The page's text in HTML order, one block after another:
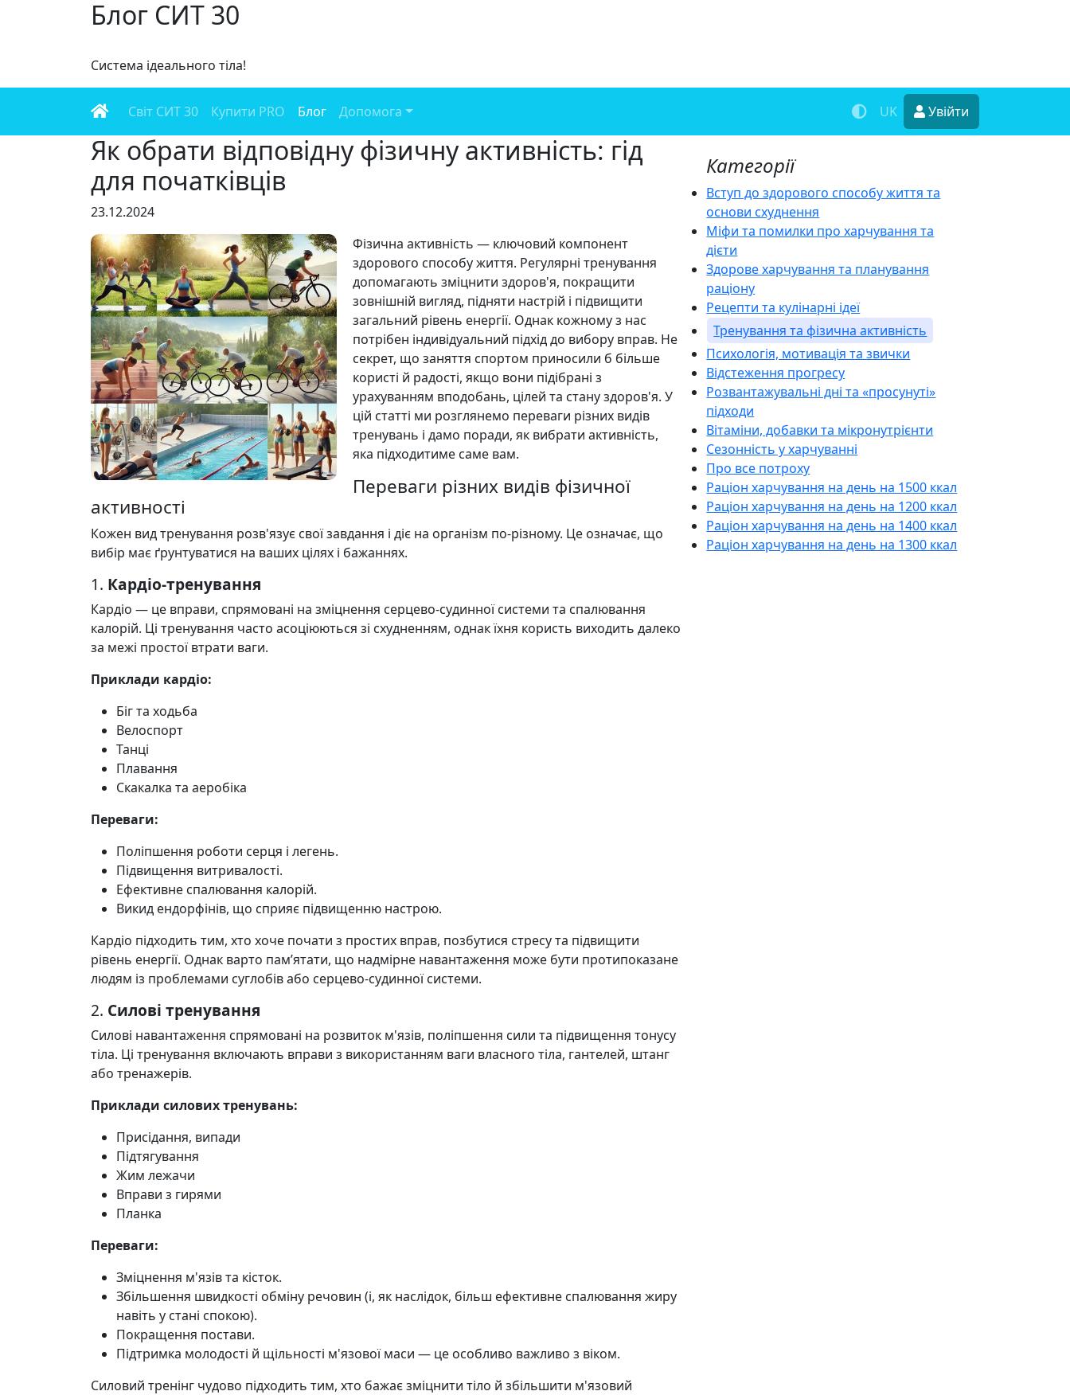
Блог СИТ 30
Система ідеального тіла!
Світ СИТ 30 Купити PRO Блог Допомога UK Увійти
Як обрати відповідну фізичну активність: гід
для початківців
23.12.2024
Фізична активність — ключовий компонент
здорового способу життя. Регулярні тренування
допомагають зміцнити здоров'я, покращити
зовнішній вигляд, підняти настрій і підвищити
загальний рівень енергії. Однак кожному з нас
потрібен індивідуальний підхід до вибору вправ. Не
секрет, що заняття спортом приносили б більше
користі й радості, якщо вони підібрані з
урахуванням вподобань, цілей та стану здоров'я. У
цій статті ми розглянемо переваги різних видів
тренувань і дамо поради, як вибрати активність,
яка підходитиме саме вам.
Переваги різних видів фізичної
активності
Кожен вид тренування розв'язує свої завдання і діє на організм по-різному. Це означає, що
вибір має ґрунтуватися на ваших цілях і бажаннях.
1. Кардіо-тренування
Кардіо — це вправи, спрямовані на зміцнення серцево-судинної системи та спалювання
калорій. Ці тренування часто асоціюються зі схудненням, однак їхня користь виходить далеко
за межі простої втрати ваги.
Приклади кардіо:
Біг та ходьба
Велоспорт
Танці
Плавання
Скакалка та аеробіка
Переваги:
Поліпшення роботи серця і легень.
Підвищення витривалості.
Ефективне спалювання калорій.
Викид ендорфінів, що сприяє підвищенню настрою.
Кардіо підходить тим, хто хоче почати з простих вправ, позбутися стресу та підвищити
рівень енергії. Однак варто пам’ятати, що надмірне навантаження може бути протипоказане
людям із проблемами суглобів або серцево-судинної системи.
2. Силові тренування
Силові навантаження спрямовані на розвиток м'язів, поліпшення сили та підвищення тонусу
тіла. Ці тренування включають вправи з використанням ваги власного тіла, гантелей, штанг
або тренажерів.
Приклади силових тренувань:
Присідання, випади
Підтягування
Жим лежачи
Вправи з гирями
Планка
Переваги:
Зміцнення м'язів та кісток.
Збільшення швидкості обміну речовин (і, як наслідок, більш ефективне спалювання жиру
навіть у стані спокою).
Покращення постави.
Підтримка молодості й щільності м'язової маси — це особливо важливо з віком.
Силовий тренінг чудово підходить тим, хто бажає зміцнити тіло й збільшити м'язовий
Категорії
Вступ до здорового способу життя та
основи схуднення
Міфи та помилки про харчування та
дієти
Здорове харчування та планування
раціону
Рецепти та кулінарні ідеї
Тренування та фізична активність
Психологія, мотивація та звички
Відстеження прогресу
Розвантажувальні дні та «просунуті»
підходи
Вітаміни, добавки та мікронутрієнти
Сезонність у харчуванні
Про все потроху
Раціон харчування на день на 1500 ккал
Раціон харчування на день на 1200 ккал
Раціон харчування на день на 1400 ккал
Раціон харчування на день на 1300 ккал